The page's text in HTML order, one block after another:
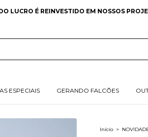
LUCRO É REINVESTIDO EM NOSSOS
ESPECIAIS GERANDO FALCÕES
Início >